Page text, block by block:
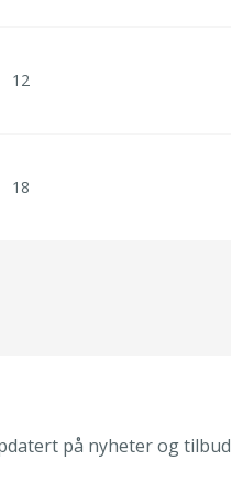
12
18
på nyheter og tilbud